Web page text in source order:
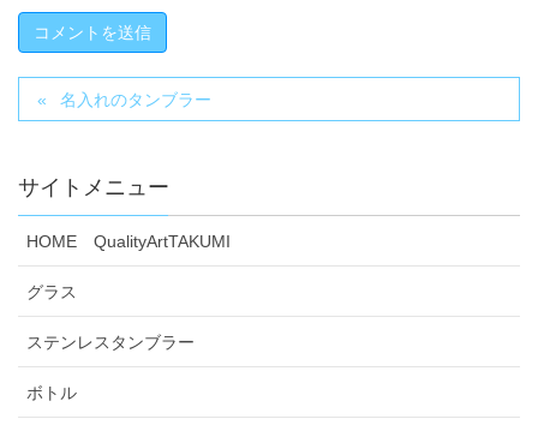
名入れのタンブラー
サイトメニュー
HOME QualityArtTAKUMI
グラス
ステンレスタンブラー
ボトル